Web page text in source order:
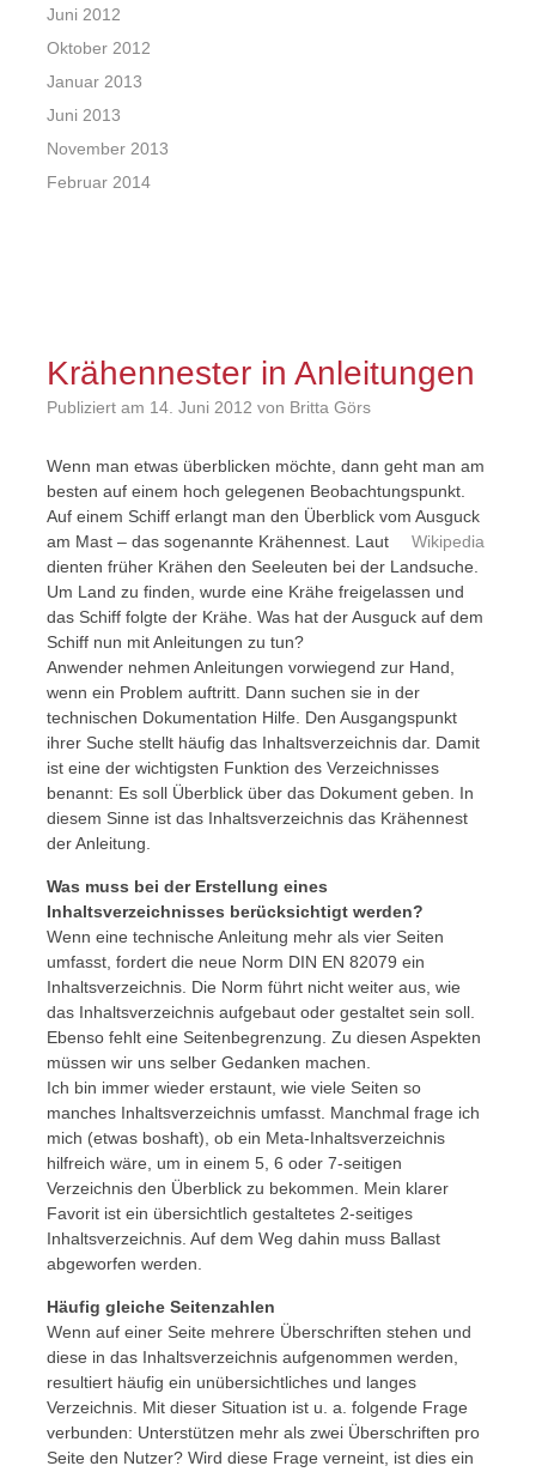
Juni 2012
Oktober 2012
Januar 2013
Juni 2013
November 2013
Februar 2014
Krähennester in Anleitungen
Publiziert am 14. Juni 2012 von Britta Görs
Wenn man etwas überblicken möchte, dann geht man am
besten auf einem hoch gelegenen Beobachtungspunkt.
Auf einem Schiff erlangt man den Überblick vom Ausguck
am Mast – das sogenannte Krähennest. Laut
Wikipedia
dienten früher Krähen den Seeleuten bei der Landsuche.
Um Land zu finden, wurde eine Krähe freigelassen und
das Schiff folgte der Krähe. Was hat der Ausguck auf dem
Schiff nun mit Anleitungen zu tun?
Anwender nehmen Anleitungen vorwiegend zur Hand,
wenn ein Problem auftritt. Dann suchen sie in der
technischen Dokumentation Hilfe. Den Ausgangspunkt
ihrer Suche stellt häufig das Inhaltsverzeichnis dar. Damit
ist eine der wichtigsten Funktion des Verzeichnisses
benannt: Es soll Überblick über das Dokument geben. In
diesem Sinne ist das Inhaltsverzeichnis das Krähennest
der Anleitung.
Was muss bei der Erstellung eines
Inhaltsverzeichnisses berücksichtigt werden?
Wenn eine technische Anleitung mehr als vier Seiten
umfasst, fordert die neue Norm DIN EN 82079 ein
Inhaltsverzeichnis. Die Norm führt nicht weiter aus, wie
das Inhaltsverzeichnis aufgebaut oder gestaltet sein soll.
Ebenso fehlt eine Seitenbegrenzung. Zu diesen Aspekten
müssen wir uns selber Gedanken machen.
Ich bin immer wieder erstaunt, wie viele Seiten so
manches Inhaltsverzeichnis umfasst. Manchmal frage ich
mich (etwas boshaft), ob ein Meta-Inhaltsverzeichnis
hilfreich wäre, um in einem 5, 6 oder 7-seitigen
Verzeichnis den Überblick zu bekommen. Mein klarer
Favorit ist ein übersichtlich gestaltetes 2-seitiges
Inhaltsverzeichnis. Auf dem Weg dahin muss Ballast
abgeworfen werden.
Häufig gleiche Seitenzahlen
Wenn auf einer Seite mehrere Überschriften stehen und
diese in das Inhaltsverzeichnis aufgenommen werden,
resultiert häufig ein unübersichtliches und langes
Verzeichnis. Mit dieser Situation ist u. a. folgende Frage
verbunden: Unterstützen mehr als zwei Überschriften pro
Seite den Nutzer? Wird diese Frage verneint, ist dies ein